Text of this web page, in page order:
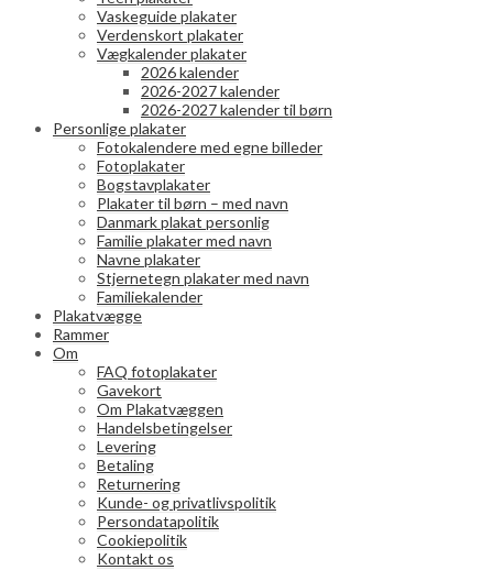
Vaskeguide plakater
Verdenskort plakater
Vægkalender plakater
2026 kalender
2026-2027 kalender
2026-2027 kalender til børn
Personlige plakater
Fotokalendere med egne billeder
Fotoplakater
Bogstavplakater
Plakater til børn – med navn
Danmark plakat personlig
Familie plakater med navn
Navne plakater
Stjernetegn plakater med navn
Familiekalender
Plakatvægge
Rammer
Om
FAQ fotoplakater
Gavekort
Om Plakatvæggen
Handelsbetingelser
Levering
Betaling
Returnering
Kunde- og privatlivspolitik
Persondatapolitik
Cookiepolitik
Kontakt os